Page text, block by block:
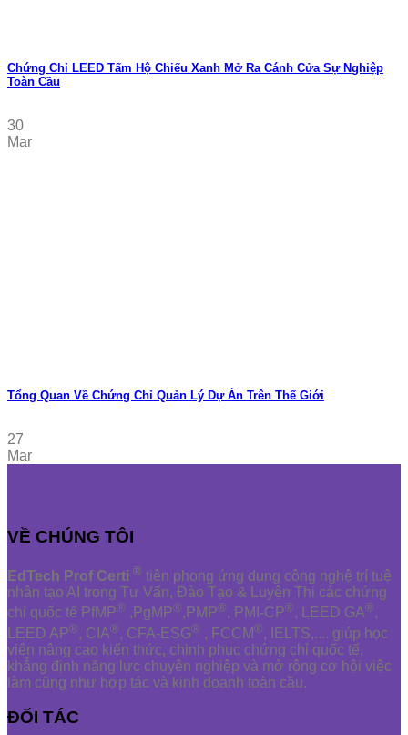
Chứng Chỉ LEED Tấm Hộ Chiếu Xanh Mở Ra Cánh Cửa Sự Nghiệp
Toàn Cầu
30
Mar
Tổng Quan Về Chứng Chỉ Quản Lý Dự Án Trên Thế Giới
27
Mar
VỀ CHÚNG TÔI
EdTech Prof Certi ® tiên phong ứng dụng công nghệ trí tuệ
nhân tạo AI trong Tư Vấn, Đào Tạo & Luyện Thi các chứng
chỉ quốc tế PfMP® ,PgMP®,PMP®, PMI-CP®, LEED GA®,
LEED AP®, CIA®, CFA-ESG® , FCCM®, IELTS,.... giúp học
viên nâng cao kiến thức, chinh phục chứng chỉ quốc tế,
khẳng định năng lực chuyên nghiệp và mở rộng cơ hội việc
làm cũng như hợp tác và kinh doanh toàn cầu.
ĐỐI TÁC